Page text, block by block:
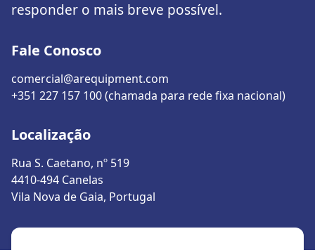
responder o mais breve possível.
Fale Conosco
comercial@arequipment.com
+351 227 157 100 (chamada para rede fixa nacional)
Localização
Rua S. Caetano, nº 519
4410-494 Canelas
Vila Nova de Gaia, Portugal